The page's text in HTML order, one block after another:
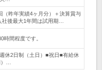
（昨年実績4ヶ月分）＋決算賞与
後最大1年間は試用期…
間程度です。
休2日制（土日）■祝日■有給休
…